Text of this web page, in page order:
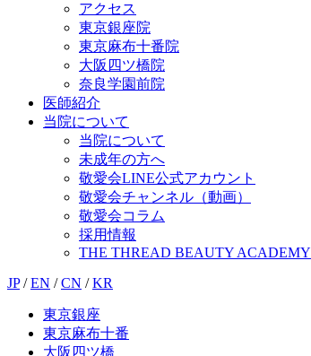
アクセス
東京銀座院
東京麻布十番院
大阪四ツ橋院
奈良学園前院
医師紹介
当院について
当院について
未成年の方へ
敬愛会LINE公式アカウント
敬愛会チャンネル（動画）
敬愛会コラム
採用情報
THE THREAD BEAUTY ACADEMY
JP / EN / CN / KR
東京銀座
東京麻布十番
大阪四ツ橋